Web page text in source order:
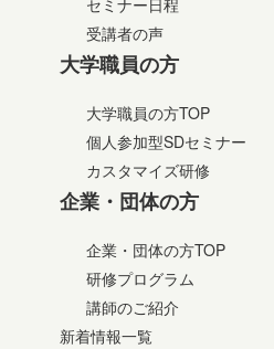
セミナー日程
受講者の声
大学職員の方
大学職員の方TOP
個人参加型SDセミナー
カスタマイズ研修
企業・団体の方
企業・団体の方TOP
研修プログラム
講師のご紹介
新着情報一覧